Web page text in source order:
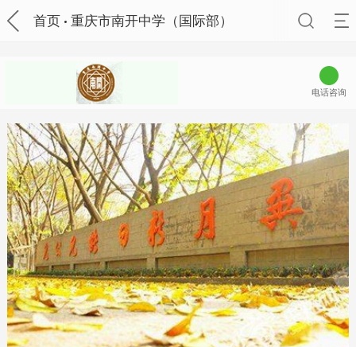
首页 重庆市南开中学（国际部）
电话咨询